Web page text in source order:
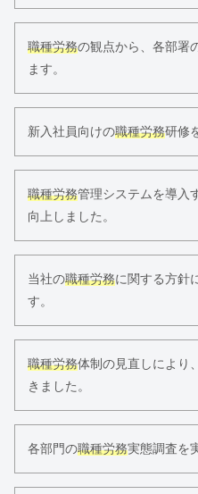
職種労務の観点から、各部署
ます。
新入社員向けの職種労務研修
職種労務管理システムを導入
向上しました。
当社の職種労務に関する方針
す。
職種労務体制の見直しにより
きました。
各部門の職種労務実態調査を